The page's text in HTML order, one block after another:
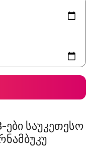
საუკეთესო